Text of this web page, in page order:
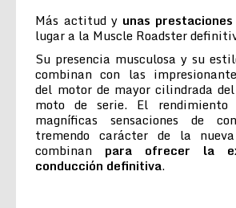
Más actitud y unas
lugar a la Muscle Roadster
Su presencia musculosa y su
combinan con las
del motor de mayor cilindrada
moto de serie. El
magníficas sensaciones de
tremendo carácter de la
combinan para ofrecer la
conducción definitiva.